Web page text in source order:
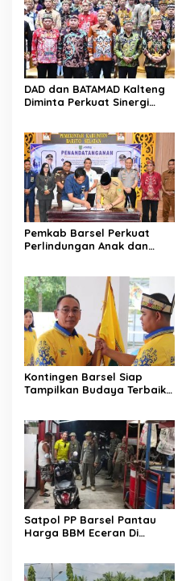
DAD dan BATAMAD Kalteng
Diminta Perkuat Sinergi
Pemkab Barsel Perkuat
Perlindungan Anak dan
Kontingen Barsel Siap
Tampilkan Budaya Terbaik
Satpol PP Barsel Pantau
Harga BBM Eceran Di